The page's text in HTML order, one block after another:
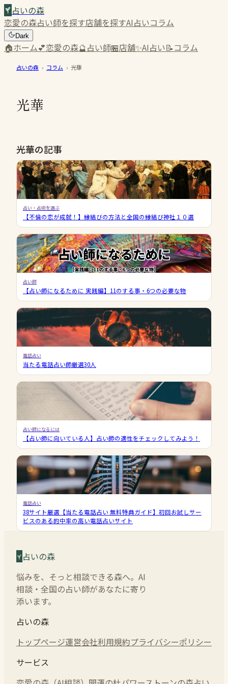
占いの森
恋愛の森占い師を探す店舗を探すAI占いコラム
Dark
🏠ホーム💕恋愛の森🔮占い師🏪店舗✨AI占い📝コラム
占いの森 › コラム › 光華
光華
光華の記事
占い・占術を選ぶ
【不倫の恋が成就！】縁結びの方法と全国の縁結び神社１０選
占い師
【占い師になるために 実践編】11のする事・6つの必要な物
電話占い
当たる電話占い師厳選30人
占い師になるには
【占い師に向いている人】占い師の適性をチェックしてみよう！
電話占い
38サイト厳選【当たる電話占い 無料特典ガイド】初回お試しサー
ビスのある的中率の高い電話占いサイト
占いの森
悩みを、そっと相談できる森へ。AI
相談・全国の占い師があなたに寄り
添います。
占いの森
トップページ運営会社利用規約プライバシーポリシー
サービス